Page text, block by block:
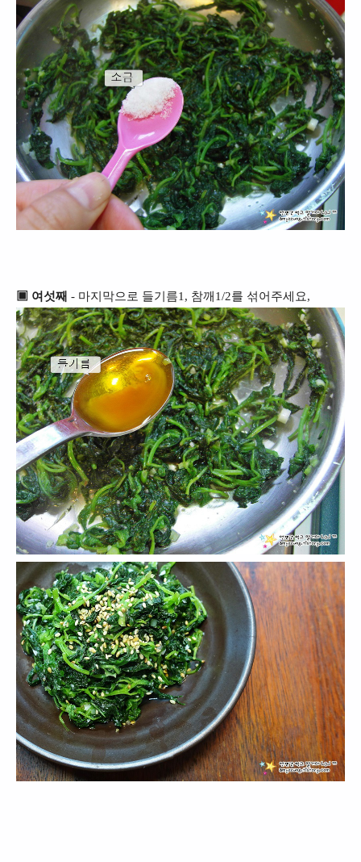
▣ 여섯째 - 마지막으로 들기름1, 참깨1/2를 섞어주세요,